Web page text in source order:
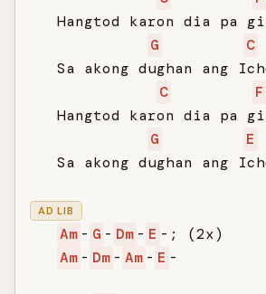
Hangtod karon dia pa
G
C
Sa akong dughan ang
C
F
Hangtod karon dia pa
G
E
Sa akong dughan ang
AD LIB
Am - G - Dm - E -; (2x)
Am - Dm - Am - E -